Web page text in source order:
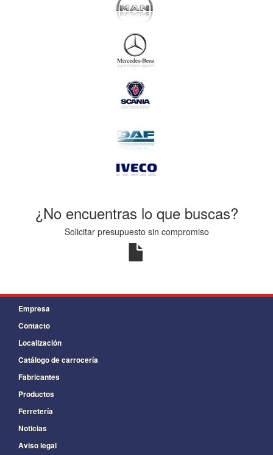
¿No encuentras lo que buscas?
Solicitar presupuesto sin compromiso
Empresa
Contacto
Localización
Catálogo de carrocería
Fabricantes
Productos
Ferretería
Noticias
Aviso legal